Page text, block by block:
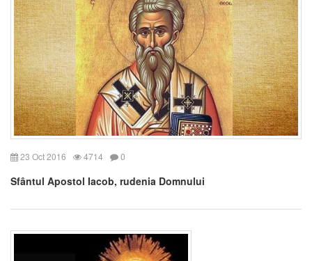
23 Oct 2016 4714 0
Sfântul Apostol Iacob, rudenia Domnului